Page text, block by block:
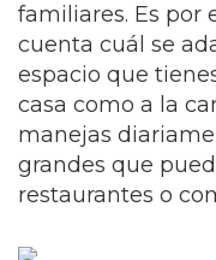
familiares. Es por
cuenta cuál se
espacio que
casa como a la
manejas
grandes que
restaurantes o